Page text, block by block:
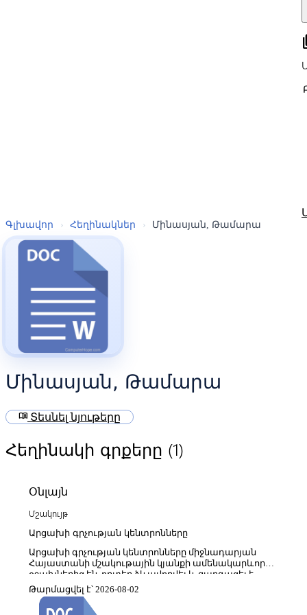
Գլխավոր › Հեղինակներ › Մինասյան, Թամարա
Մինասյան, Թամարա
menu_book Տեսնել նյութերը
Հեղինակի գրքերը (1)
Օնլայն
Մշակույթ
Արցախի գրչության կենտրոնները
Արցախի գրչության կենտրոնները միջնադարյան
Հայաստանի մշակութային կյանքի ամենակարևոր
օջախներից են, որտեղ ձևավորվել և զարգացել է
ձեռագրական արվեստը, մատենագրությունը և
գրչության բարձր մշակույթը։ Այդ կենտրոնները
հիմնականում գործել են վանական համալիրների
Թարմացվել է՝ 2026-08-02